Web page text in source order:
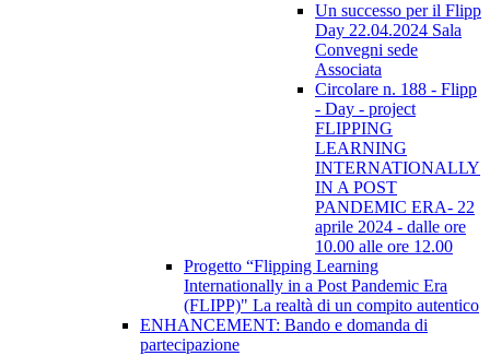
Un successo per il Flipp
Day 22.04.2024 Sala
Convegni sede
Associata
Circolare n. 188 - Flipp
- Day - project
FLIPPING
LEARNING
INTERNATIONALLY
IN A POST
PANDEMIC ERA- 22
aprile 2024 - dalle ore
10.00 alle ore 12.00
Progetto “Flipping Learning
Internationally in a Post Pandemic Era
(FLIPP)" La realtà di un compito autentico
ENHANCEMENT: Bando e domanda di
partecipazione